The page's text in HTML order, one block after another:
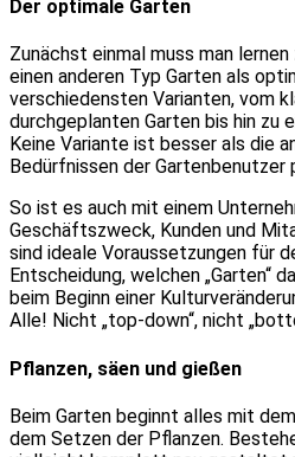
Der optimale Garten
Zunächst einmal muss man
einen anderen Typ Garten als
verschiedensten Varianten, vom
durchgeplanten Garten bis hin zu
Keine Variante ist besser als die
Bedürfnissen der Gartenbenutzer
So ist es auch mit einem
Geschäftszweck, Kunden und
sind ideale Voraussetzungen für
Entscheidung, welchen „Garten“
beim Beginn einer
Alle! Nicht „top-down“, nicht
Pflanzen, säen und gießen
Beim Garten beginnt alles mit
dem Setzen der Pflanzen.